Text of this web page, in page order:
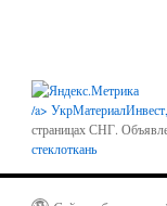
/a>
страницах СНГ.
стеклоткань